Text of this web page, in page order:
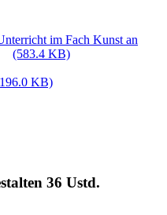
im Fach Kunst an
(583.4 KB)
KB)
36 Ustd.